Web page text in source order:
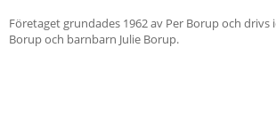
Företaget grundades 1962 av Per Borup och drivs
Borup och barnbarn Julie Borup.